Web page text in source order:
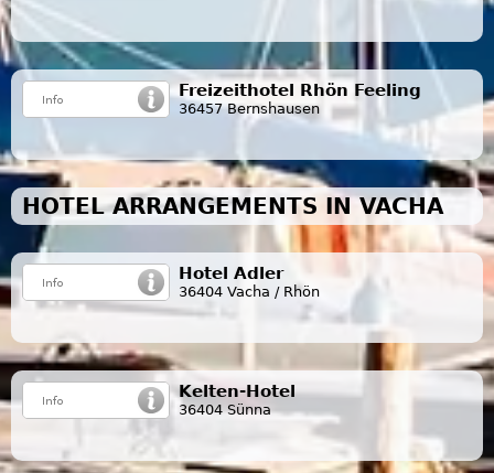
Freizeithotel Rhön Feeling
36457 Bernshausen
HOTEL ARRANGEMENTS IN VACHA
Hotel Adler
36404 Vacha / Rhön
Kelten-Hotel
36404 Sünna